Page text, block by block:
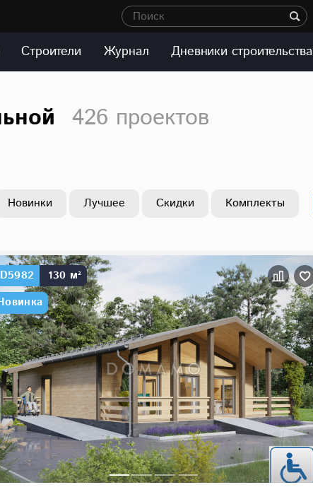
Поиск
Строители Журнал Дневники строительства
426 проектов
Новинки Лучшее Скидки Комплекты
D5982
130 м²